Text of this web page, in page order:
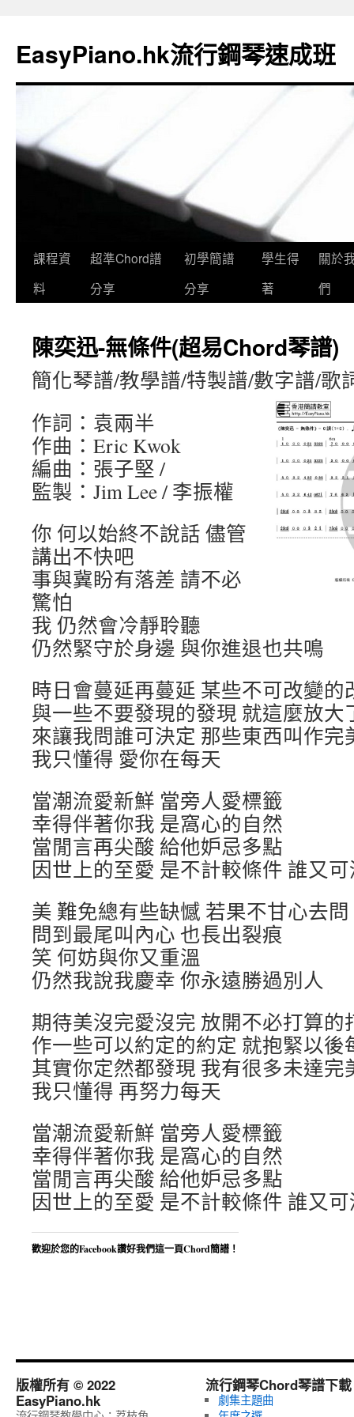
EasyPiano.hk流行鋼琴速成班
課程資
料
超準Chord譜
分享
初學簡譜
分享
學生得
著
關於
們
陳奕迅-無條件(超易Chord琴譜)
簡化琴譜/教學譜/特製譜/數字譜/歌
作詞：袁兩半
作曲：Eric Kwok
編曲：張子堅 /
監製：Jim Lee / 李振權
你 何以始終不說話 儘管
講出不快吧
事與冀盼有落差 請不必
驚怕
我 仍然會冷靜聆聽
仍然緊守於身邊 與你進退也共鳴
時日會蔓延再蔓延 某些不可改變的
與一些不要發現的發現 就這麼放大
來讓我問誰可決定 那些東西叫作完
我只懂得 愛你在每天
當潮流愛新鮮 當旁人愛標籤
幸得伴著你我 是窩心的自然
當閒言再尖酸 給他妒忌多點
因世上的至愛 是不計較條件 誰又
美 難免總有些缺憾 若果不甘心去問
問到最尾叫內心 也長出裂痕
笑 何妨與你又重溫
仍然我說我慶幸 你永遠勝過別人
期待美沒完愛沒完 放開不必打算的
作一些可以約定的約定 就抱緊以後
其實你定然都發現 我有很多未達完
我只懂得 再努力每天
當潮流愛新鮮 當旁人愛標籤
幸得伴著你我 是窩心的自然
當閒言再尖酸 給他妒忌多點
因世上的至愛 是不計較條件 誰又
歡迎於您的Facebook讚好我們這一頁Chord簡譜！
版權所有 © 2022
EasyPiano.hk
流行鋼琴Chord琴譜下載
劇集主題曲